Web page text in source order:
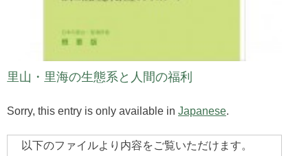
里山・里海の生態系と人間の福利
Sorry, this entry is only available in Japanese.
以下のファイルより内容をご覧いただけます。